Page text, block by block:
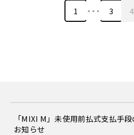
1 … 3 4
「MIXI M」未使用前払式支払手
お知らせ